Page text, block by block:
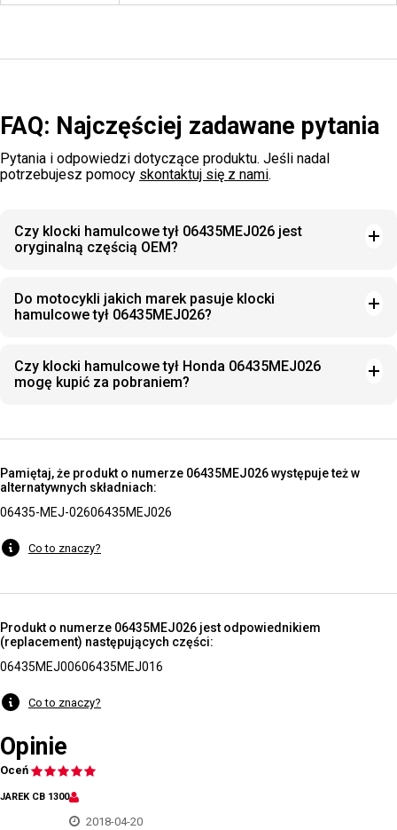
FAQ: Najczęściej zadawane pytania
Pytania i odpowiedzi dotyczące produktu. Jeśli nadal
potrzebujesz pomocy skontaktuj się z nami.
Czy klocki hamulcowe tył 06435MEJ026 jest
oryginalną częścią OEM?
Do motocykli jakich marek pasuje klocki
hamulcowe tył 06435MEJ026?
Czy klocki hamulcowe tył Honda 06435MEJ026
mogę kupić za pobraniem?
Pamiętaj, że produkt o numerze 06435MEJ026 występuje też w
alternatywnych składniach:
06435-MEJ-02606435MEJ026
Co to znaczy?
Produkt o numerze 06435MEJ026 jest odpowiednikiem
(replacement) następujących części:
06435MEJ00606435MEJ016
Co to znaczy?
Opinie
Oceń
JAREK CB 1300
2018-04-20